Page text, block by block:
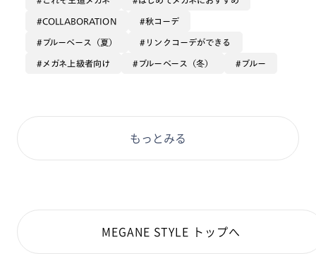
JINS / Disneyモデルオリジナルケースとメガネ拭きが
付属します。
絶対getして欲しい１本(´u`)！！
COLLABORATION 秋コーデ
ブルーベース（夏） リンクコーデができる
メガネ上級者向け ブルーベース（冬） ブルー
もっとみる
MEGANE STYLE トップへ